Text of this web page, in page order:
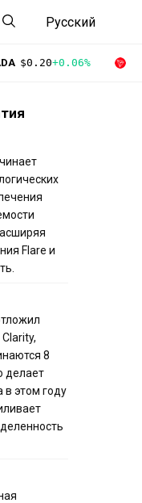
Русский
$0.20+0.06%
Flare и
8
делает
в этом году